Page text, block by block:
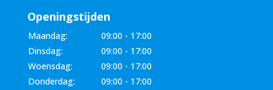
Openingstijden
Maandag:
09:00 - 17:00
Dinsdag:
09:00 - 17:00
Woensdag:
09:00 - 17:00
Donderdag:
09:00 - 17:00